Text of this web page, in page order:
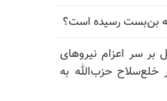
بن‌بست رسیده است؟
بر سر اعزام نیروهای
خلع‌سلاح حزب‌الله به